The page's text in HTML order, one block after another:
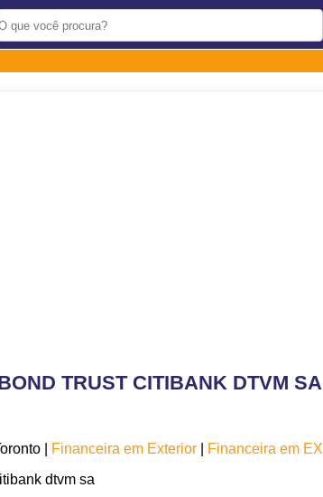
TRUST CITIBANK DTVM SA
| Financeira em Exterior
Financeira em EX
dtvm sa